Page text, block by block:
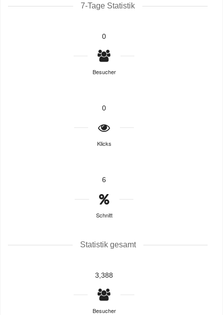
7-Tage Statistik
0
Besucher
0
Klicks
6
Schnitt
Statistik gesamt
3,388
Besucher